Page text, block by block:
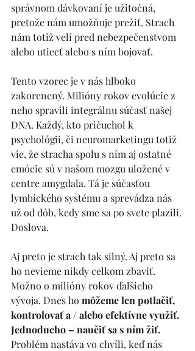
správnom dávkovaní je užitočná,
pretože nám umožňuje prežiť. Strach
nám totiž velí pred nebezpečenstvom
alebo utiecť alebo s ním bojovať.
Tento vzorec je v nás hlboko
zakorenený. Milióny rokov evolúcie z
neho spravili integrálnu súčasť našej
DNA. Každý, kto pričuchol k
psychológii, či neuromarketingu totiž
vie, že stracha spolu s ním aj ostatné
emócie sú v našom mozgu uložené v
centre amygdala. Tá je súčasťou
lymbického systému a sprevádza nás
už od dôb, kedy sme sa po svete plazili.
Doslova.
Aj preto je strach tak silný. Aj preto sa
ho nevieme nikdy celkom zbaviť.
Možno o milióny rokov ďalšieho
vývoja. Dnes ho môžeme len potlačiť,
kontrolovať a / alebo efektívne využiť.
Jednoducho – naučiť sa s ním žiť.
Problém nastáva vo chvíli, keď nás